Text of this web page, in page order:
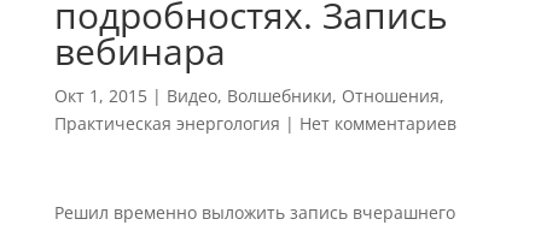
подробностях. Запись
вебинара
Окт 1, 2015| Видео, Волшебники, Отношения,
Практическая энергология | Нет комментариев
Решил временно выложить запись вчерашнего